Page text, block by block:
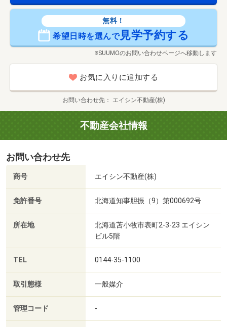
無料！
希望日時を選んで見学予約する
※SUUMOのお問い合わせページへ移動します
お気に入りに追加する
お問い合わせ先 エイシン不動産(株)
不動産会社情報
お問い合わせ先
商号 エイシン不動産(株)
免許番号 北海道知事胆振（9）第000692号
所在地
北海道苫小牧市表町2-3-23 エイシン
ビル5階
TEL 0144-35-1100
取引態様 一般媒介
管理コード -